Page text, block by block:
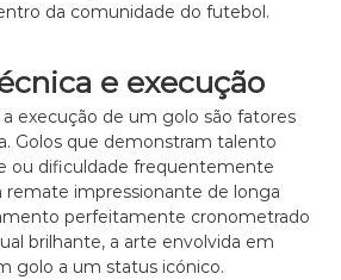
da comunidade do futebol.
e execução
execução de um golo são fatores
Golos que demonstram talento
ou dificuldade frequentemente
remate impressionante de longa
perfeitamente cronometrado
brilhante, a arte envolvida em
golo a um status icónico.